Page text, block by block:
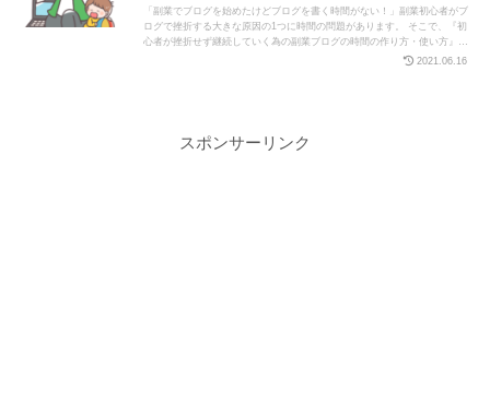
「副業でブログを始めたけどブログを書く時間がない！」副業初心者がブ
ログで挫折する大きな原因の1つに時間の問題があります。 そこで、『初
心者が挫折せず継続していく為の副業ブログの時間の作り方・使い方』に
2021.06.16
スポンサーリンク